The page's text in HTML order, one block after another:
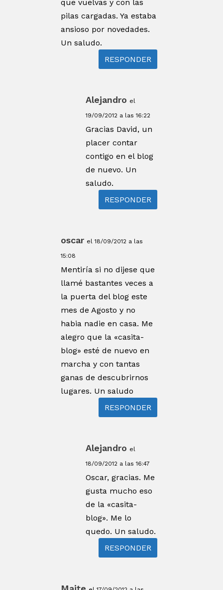
que vuelvas y con las
pilas cargadas. Ya estaba
ansioso por novedades.
Un saludo.
RESPONDER
Alejandro el
19/09/2012 a las 16:22
Gracias David, un
placer contar
contigo en el blog
de nuevo. Un
saludo.
RESPONDER
oscar el 18/09/2012 a las
15:08
Mentiría si no dijese que
llamé bastantes veces a
la puerta del blog este
mes de Agosto y no
habia nadie en casa. Me
alegro que la «casita-
blog» esté de nuevo en
marcha y con tantas
ganas de descubrirnos
lugares. Un saludo
RESPONDER
Alejandro el
18/09/2012 a las 16:47
Oscar, gracias. Me
gusta mucho eso
de la «casita-
blog». Me lo
quedo. Un saludo.
RESPONDER